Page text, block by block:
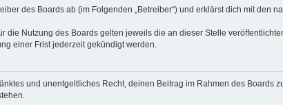
des Boards ab (im Folgenden „Betreiber“) und erklärst dich mit den
die Nutzung des Boards gelten jeweils die an dieser Stelle
einer Frist jederzeit gekündigt werden.
und unentgeltliches Recht, deinen Beitrag im Rahmen des Boards